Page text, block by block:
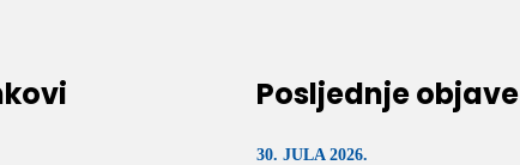
Posljednje objave
30. JULA 2026.